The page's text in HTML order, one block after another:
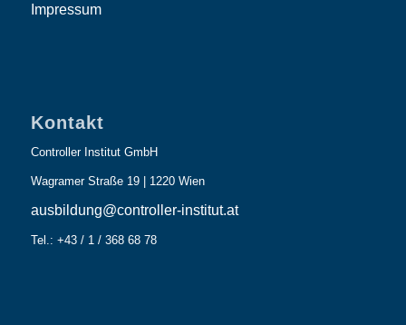
Impressum
Kontakt
Controller Institut GmbH
Wagramer Straße 19 | 1220 Wien
ausbildung@controller-institut.at
Tel.: +43 / 1 / 368 68 78